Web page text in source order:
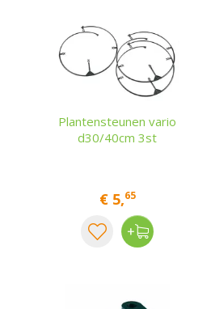
Plantensteunen vario
d30/40cm 3st
€ 5,65